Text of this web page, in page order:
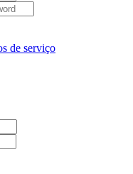
de serviço